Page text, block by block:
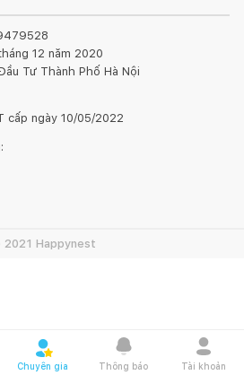
Chuyên gia Thông báo Tài khoản
12 năm 2020
Tư Thành Phố Hà Nội
cấp ngày 10/05/2022
Happynest